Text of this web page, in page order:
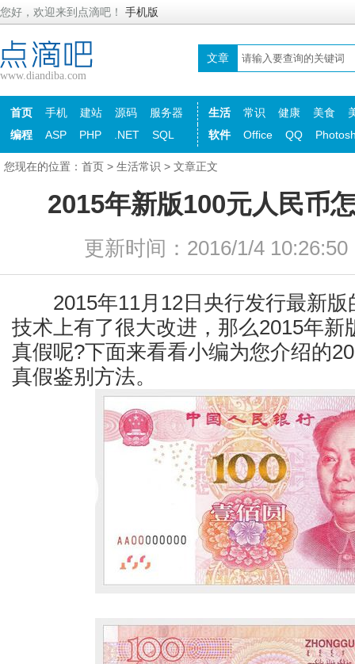
您好，欢迎来到点滴吧！ 手机版
www.diandiba.com
文章
首页 手机 建站 源码 服务器 生活 常识 健康 美食
编程
ASP PHP .NET SQL 软件 Office QQ
您现在的位置： 首页 > 生活常识 > 文章正文
2015年新版100元人民币
更新时间：2016/1/4
2015年11月12日央行发行最新版
技术上有了很大改进，那么2015年新
真假呢?下面来看看小编为您介绍的
真假鉴别方法。